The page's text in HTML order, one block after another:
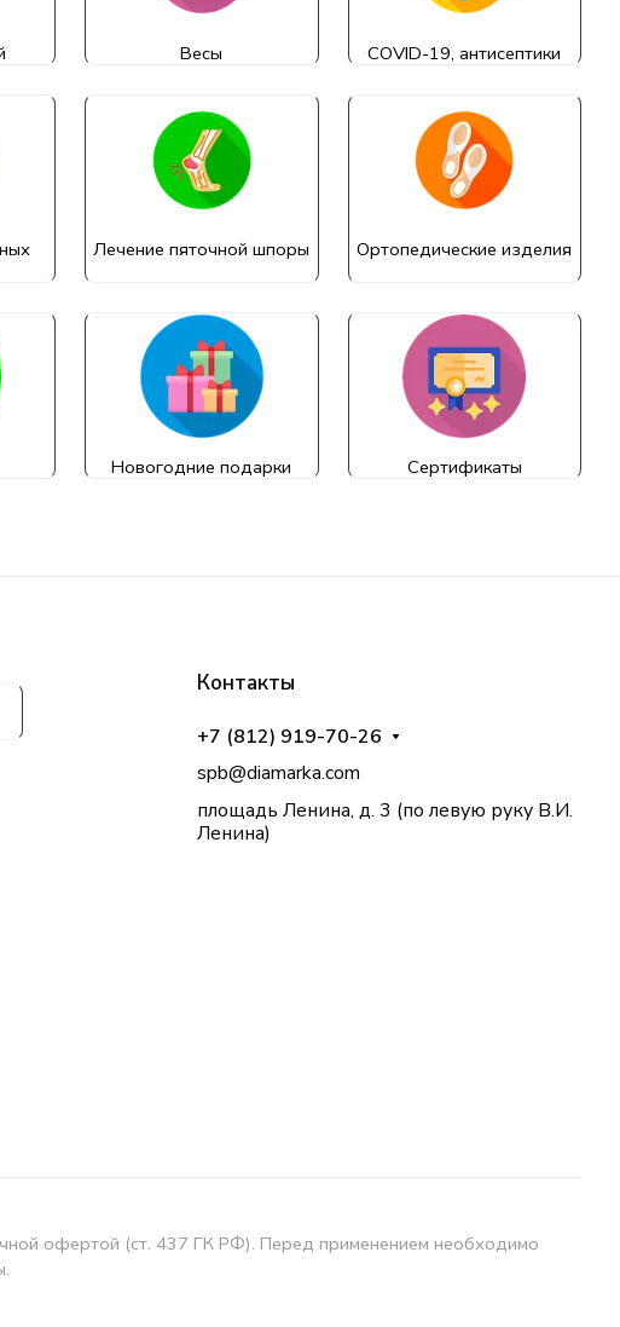
Весы COVID-19, антисептики
Лечение пяточной шпоры Ортопедические изделия
Новогодние подарки Сертификаты
Контакты
+7 (812) 919-70-26
spb@diamarka.com
площадь Ленина, д. 3 (по левую руку В.И.
Ленина)
офертой (ст. 437 ГК РФ). Перед применением необходимо